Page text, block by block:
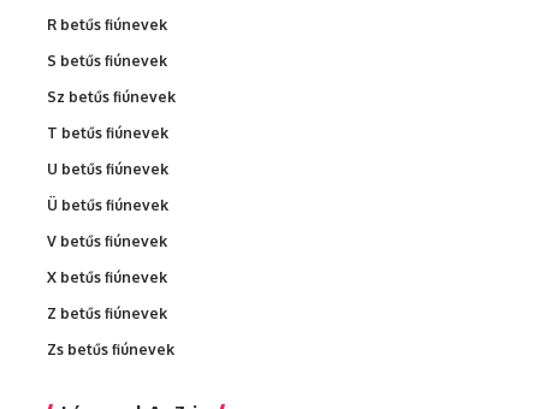
R betűs fiúnevek
S betűs fiúnevek
Sz betűs fiúnevek
T betűs fiúnevek
U betűs fiúnevek
Ü betűs fiúnevek
V betűs fiúnevek
X betűs fiúnevek
Z betűs fiúnevek
Zs betűs fiúnevek